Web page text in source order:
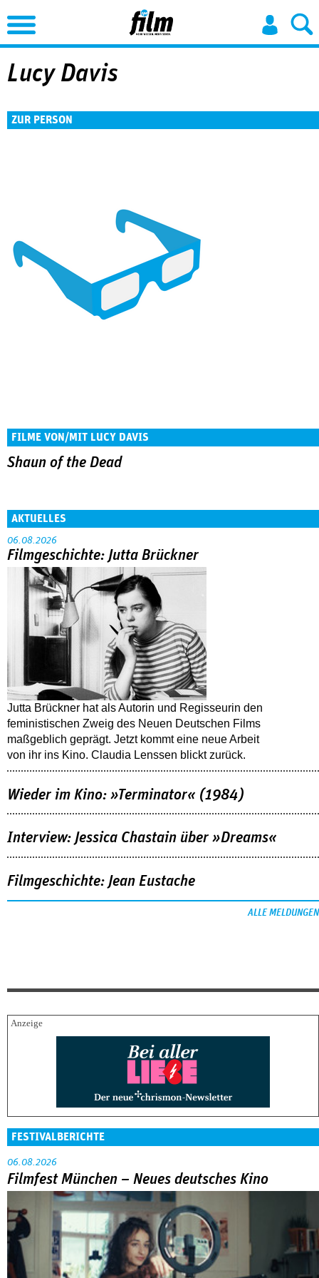
Jump to Navigation
Lucy Davis
ZUR PERSON
FILME VON/MIT LUCY DAVIS
Shaun of the Dead
AKTUELLES
06.08.2026
Filmgeschichte: Jutta Brückner
Jutta Brückner hat als Autorin und Regisseurin den
feministischen Zweig des Neuen Deutschen Films
maßgeblich geprägt. Jetzt kommt eine neue Arbeit
von ihr ins Kino. Claudia Lenssen blickt zurück.
Wieder im Kino: »Terminator« (1984)
Interview: Jessica Chastain über »Dreams«
Filmgeschichte: Jean Eustache
ALLE MELDUNGEN
FESTIVALBERICHTE
06.08.2026
Filmfest München – Neues deutsches Kino